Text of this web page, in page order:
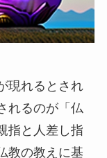
現れるとされ
れるのが「仏
指と人差し指
教の教えに基